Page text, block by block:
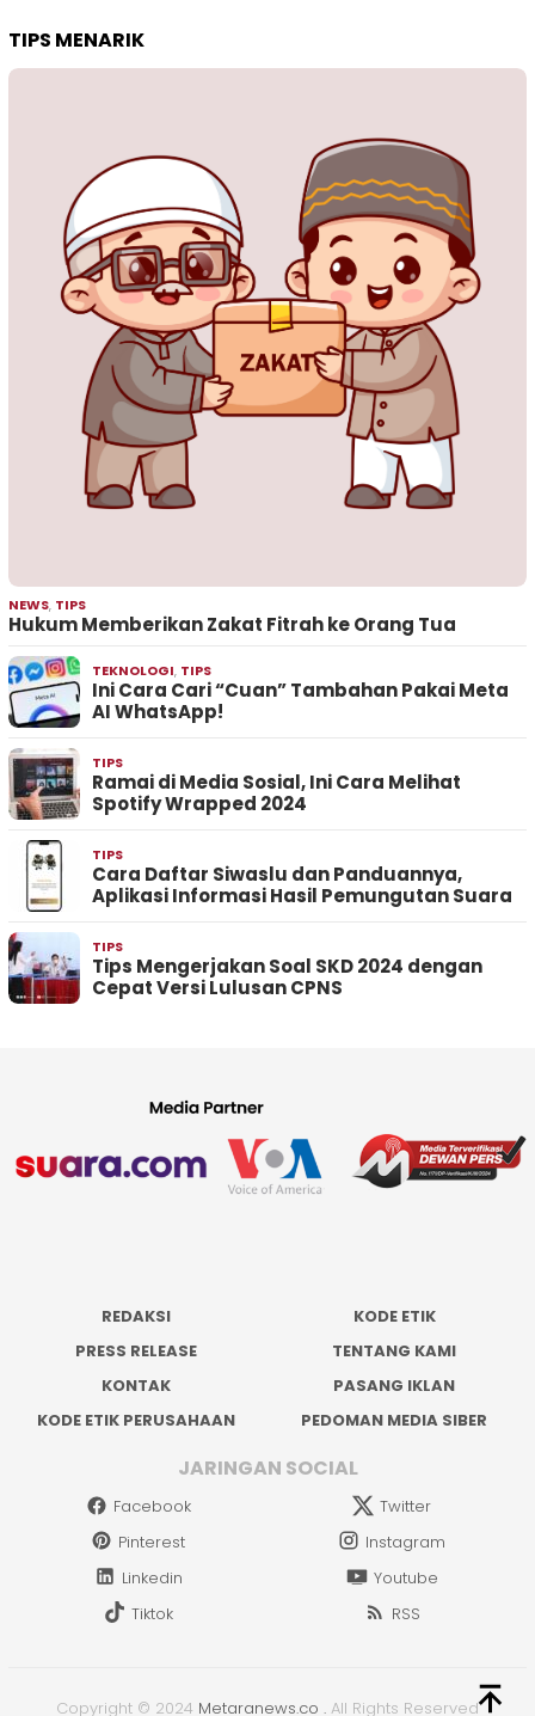
TIPS MENARIK
NEWS, TIPS
Hukum Memberikan Zakat Fitrah ke Orang Tua
TEKNOLOGI, TIPS
Ini Cara Cari “Cuan” Tambahan Pakai Meta
AI WhatsApp!
TIPS
Ramai di Media Sosial, Ini Cara Melihat
Spotify Wrapped 2024
TIPS
Cara Daftar Siwaslu dan Panduannya,
Aplikasi Informasi Hasil Pemungutan Suara
TIPS
Tips Mengerjakan Soal SKD 2024 dengan
Cepat Versi Lulusan CPNS
REDAKSI
KODE ETIK
PRESS RELEASE
TENTANG KAMI
KONTAK
PASANG IKLAN
KODE ETIK PERUSAHAAN
PEDOMAN MEDIA SIBER
JARINGAN SOCIAL
Facebook
Twitter
Pinterest
Instagram
Linkedin
Youtube
Tiktok
RSS
Copyright © 2024 Metaranews.co . All Rights Reserved